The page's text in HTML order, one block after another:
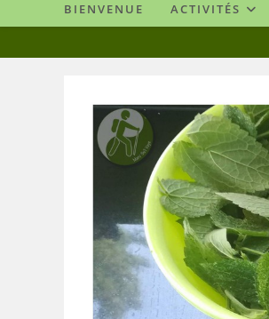
BIENVENUE ACTIVITÉS